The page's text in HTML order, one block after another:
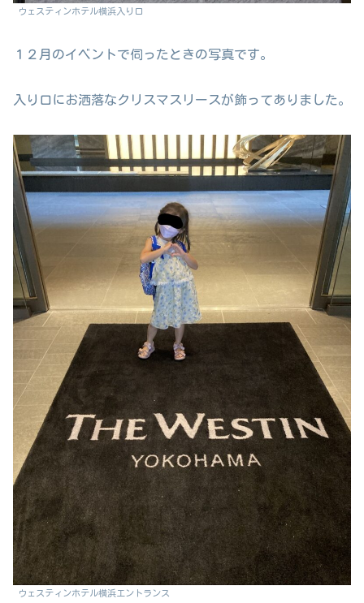
ウェスティンホテル横浜入り口
１２月のイベントで伺ったときの写真です。
入り口にお洒落なクリスマスリースが飾ってありました。
ウェスティンホテル横浜エントランス